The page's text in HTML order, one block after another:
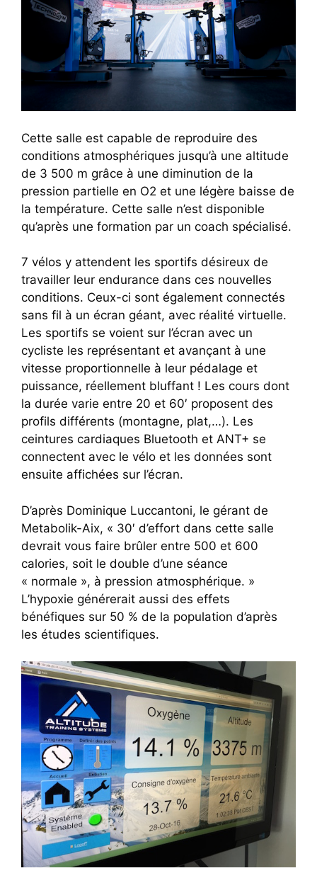
Cette salle est capable de reproduire des
conditions atmosphériques jusqu’à une altitude
de 3 500 m grâce à une diminution de la
pression partielle en O2 et une légère baisse de
la température. Cette salle n’est disponible
qu’après une formation par un coach spécialisé.
7 vélos y attendent les sportifs désireux de
travailler leur endurance dans ces nouvelles
conditions. Ceux-ci sont également connectés
sans fil à un écran géant, avec réalité virtuelle.
Les sportifs se voient sur l’écran avec un
cycliste les représentant et avançant à une
vitesse proportionnelle à leur pédalage et
puissance, réellement bluffant ! Les cours dont
la durée varie entre 20 et 60′ proposent des
profils différents (montagne, plat,…). Les
ceintures cardiaques Bluetooth et ANT+ se
connectent avec le vélo et les données sont
ensuite affichées sur l’écran.
D’après Dominique Luccantoni, le gérant de
Metabolik-Aix, « 30′ d’effort dans cette salle
devrait vous faire brûler entre 500 et 600
calories, soit le double d’une séance
« normale », à pression atmosphérique. »
L’hypoxie générerait aussi des effets
bénéfiques sur 50 % de la population d’après
les études scientifiques.